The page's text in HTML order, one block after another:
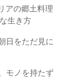
アの郷土料理
生き方
日をただ見に
モノを持たず